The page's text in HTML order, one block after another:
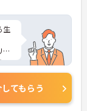
生
ハ
。
てもらう